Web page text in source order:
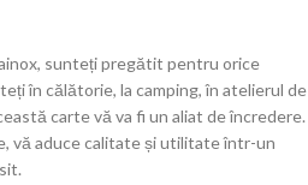
sunteți pregătit pentru orice
în călătorie, la camping, în atelierul de
carte vă va fi un aliat de încredere.
vă aduce calitate și utilitate într-un